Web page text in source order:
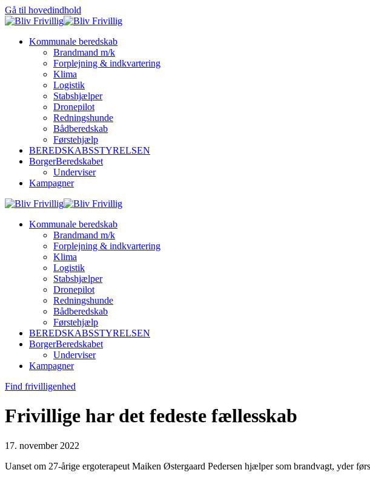
Gå til hovedindhold
Kommunale beredskab
Brandmand m/k
Forplejning & indkvartering
Klima
Logistik
Stabshjælper
Dronepilot
Redningshunde
Bådberedskab
Førstehjælp
BEREDSKABSSTYRELSEN
BorgerBeredskabet
Underviser
Kampagner
Kommunale beredskab
Brandmand m/k
Forplejning & indkvartering
Klima
Logistik
Stabshjælper
Dronepilot
Redningshunde
Bådberedskab
Førstehjælp
BEREDSKABSSTYRELSEN
BorgerBeredskabet
Underviser
Kampagner
Find frivilligenhed
Frivillige har det fedeste fællesskab
17. november 2022
Uanset om 27-årige ergoterapeut Maiken Østergaard Pedersen hjælper som brandvagt, yder